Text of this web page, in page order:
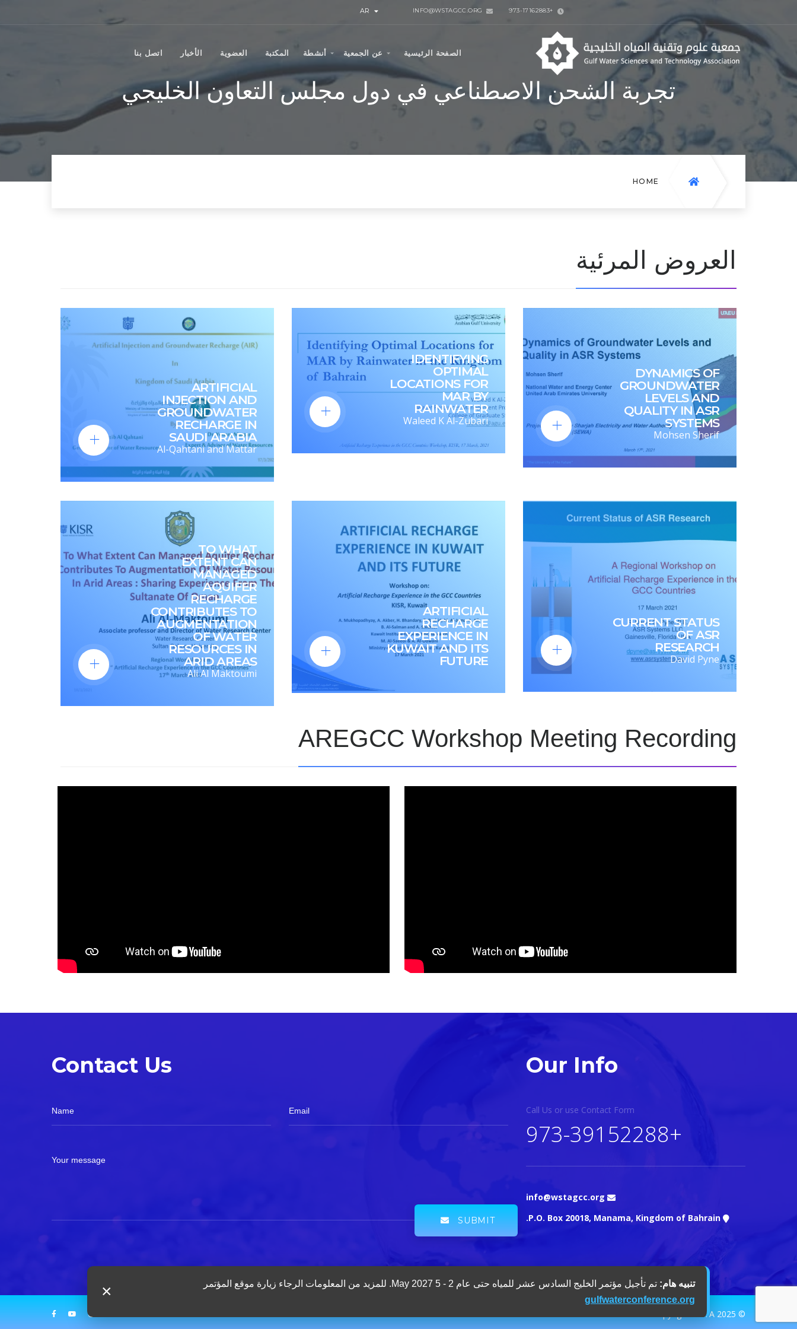
تنبيه هام: تم تأجيل مؤتمر الخليج السادس عشر للمياه حتى عام 2 - 5 May 2027. للمزيد من المعلومات الرجاء زيارة موقع المؤتمر
gulfwaterconference.org
×
+973-17162883
INFO@WSTAGCC.ORG
AR
الصفحة الرئيسية عن الجمعية أنشطة المكتبة العضوية الأخبار اتصل بنا
تجربة الشحن الاصطناعي في دول مجلس التعاون الخليجي
HOME
العروض المرئية
ARTIFICIAL
INJECTION AND
GROUNDWATER
RECHARGE IN
SAUDI ARABIA
Al-Qahtani and Mattar
IDENTIFYING
OPTIMAL
LOCATIONS FOR
MAR BY
RAINWATER
Waleed K Al-Zubari
DYNAMICS OF
GROUNDWATER
LEVELS AND
QUALITY IN ASR
SYSTEMS
Mohsen Sherif
TO WHAT
EXTENT CAN
MANAGED
AQUIFER
RECHARGE
CONTRIBUTES TO
AUGMENTATION
OF WATER
RESOURCES IN
ARID AREAS
Ali Al Maktoumi
ARTIFICIAL
RECHARGE
EXPERIENCE IN
KUWAIT AND ITS
FUTURE
CURRENT STATUS
OF ASR
RESEARCH
David Pyne
AREGCC Workshop Meeting Recording
Our Info
Call Us or use Contact Form
+973-39152288
info@wstagcc.org
P.O. Box 20018, Manama, Kingdom of Bahrain.
Contact Us
Name Email
Your message
SUBMIT
© 2025 Copyright WSTA